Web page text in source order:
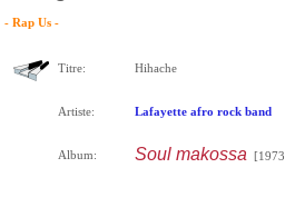
- Rap Us -
Titre: Hihache
Artiste: Lafayette afro rock band
Album: Soul makossa